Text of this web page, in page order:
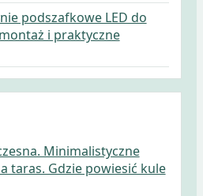
podszafkowe LED do
i praktyczne
Minimalistyczne
taras. Gdzie powiesić kule